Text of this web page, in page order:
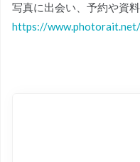
写真に出会い、予約や資
https://www.photorait.net/